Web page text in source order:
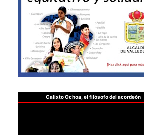
Calixto Ochoa, el filósofo del acordeón